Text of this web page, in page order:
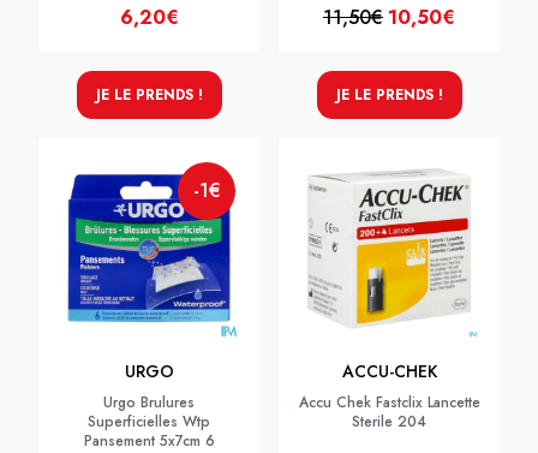
6,20€
JE LE PRENDS !
11,50€ 10,50€
JE LE PRENDS !
-1€
URGO
Urgo Brulures
Superficielles Wtp
Pansement 5x7cm 6
ACCU-CHEK
Accu Chek Fastclix Lancette
Sterile 204